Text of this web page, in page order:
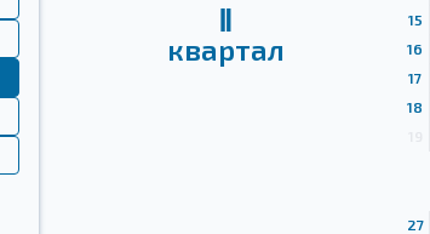
Ⅱ
квартал
15
16
17
18
27